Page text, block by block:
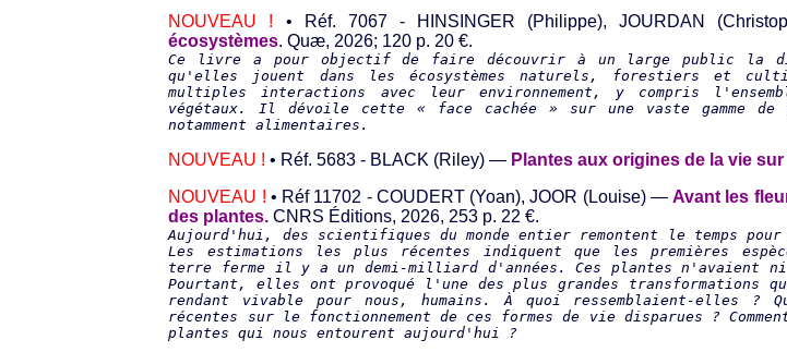
NOUVEAU ! • Réf. 7067 - HINSINGER (Philippe), JOURDAN
écosystèmes. Quæ, 2026; 120 p. 20 €.
Ce livre a pour objectif de faire découvrir à un large public la
qu'elles jouent dans les écosystèmes naturels, forestiers et
multiples interactions avec leur environnement, y compris
végétaux. Il dévoile cette « face cachée » sur une vaste gamme
notamment alimentaires.
NOUVEAU ! • Réf. 5683 - BLACK (Riley) — Plantes aux origines de la vie sur
NOUVEAU ! • Réf 11702 - COUDERT (Yoan), JOOR (Louise) —Avant les
des plantes. CNRS Éditions, 2026, 253 p. 22 €.
Aujourd'hui, des scientifiques du monde entier remontent le temps
Les estimations les plus récentes indiquent que les premières
terre ferme il y a un demi-milliard d'années. Ces plantes
Pourtant, elles ont provoqué l'une des plus grandes transformations
rendant vivable pour nous, humains. À quoi ressemblaient-elles ?
récentes sur le fonctionnement de ces formes de vie disparues ?
plantes qui nous entourent aujourd'hui ?